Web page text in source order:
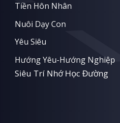
Tiền Hôn Nhân
Nuôi Dạy Con
Yêu Siêu
Hướng Yêu-Hướng Nghiệp
Siêu Trí Nhớ Học Đường